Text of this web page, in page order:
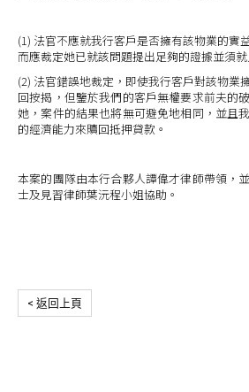
(1) 法官不應就我行客戶是否擁有該物業的實
而應裁定她已就該問題提出足夠的證據並須
(2) 法官錯誤地裁定，即使我行客戶對該物業
回按揭，但鑒於我們的客戶無權要求前夫的
她，案件的結果也將無可避免地相同，並且
的經濟能力來贖回抵押貸款。
本案的團隊由本行合夥人譚偉才律師帶領，
士及見習律師葉沅程小姐協助。
< 返回上頁